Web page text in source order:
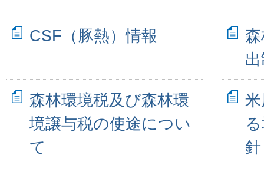
CSF（豚熱）情報
森林環境税及び森林環
境譲与税の使途につい
て
針